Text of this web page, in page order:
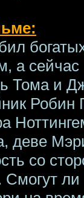
а сейчас
Тома и
Робин
деве
со
ли